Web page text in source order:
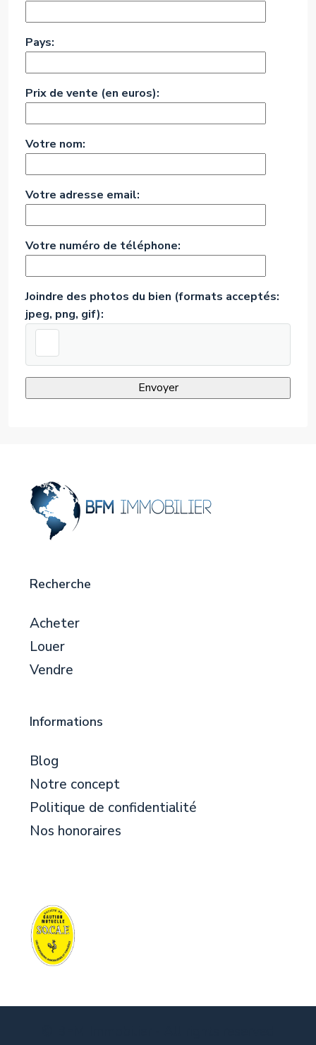
Pays:
Prix de vente (en euros):
Votre nom:
Votre adresse email:
Votre numéro de téléphone:
Joindre des photos du bien (formats acceptés:
jpeg, png, gif):
Recherche
Acheter
Louer
Vendre
Informations
Blog
Notre concept
Politique de confidentialité
Nos honoraires